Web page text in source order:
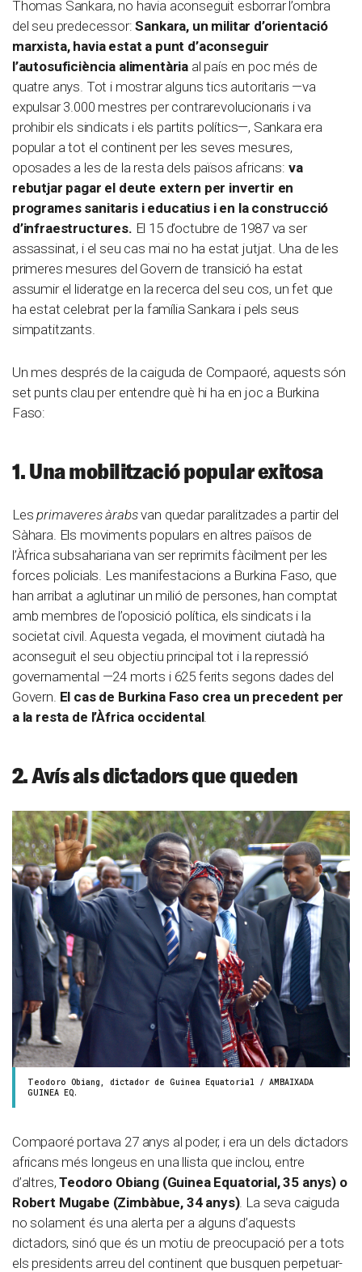
Thomas Sankara, no havia aconseguit esborrar l’ombra
del seu predecessor:Sankara, un militar d’orientació
marxista, havia estat a punt d’aconseguir
l’autosuficiència alimentària al país en poc més de
quatre anys. Tot i mostrar alguns tics autoritaris —va
expulsar 3.000 mestres per contrarevolucionaris i va
prohibir els sindicats i els partits polítics—, Sankara era
popular a tot el continent per les seves mesures,
oposades a les de la resta dels països africans: va
rebutjar pagar el deute extern per invertir en
programes sanitaris i educatius i en la construcció
d’infraestructures. El 15 d’octubre de 1987 va ser
assassinat, i el seu cas mai no ha estat jutjat. Una de les
primeres mesures del Govern de transició ha estat
assumir el lideratge en la recerca del seu cos, un fet que
ha estat celebrat per la família Sankara i pels seus
simpatitzants.
Un mes després de la caiguda de Compaoré, aquests són
set punts clau per entendre què hi ha en joc a Burkina
Faso:
1. Una mobilització popular exitosa
Lesprimaveres àrabsvan quedar paralitzades a partir del
Sàhara. Els moviments populars en altres països de
l’Àfrica subsahariana van ser reprimits fàcilment per les
forces policials. Les manifestacions a Burkina Faso, que
han arribat a aglutinar un milió de persones, han comptat
amb membres de l’oposició política, els sindicats i la
societat civil. Aquesta vegada, el moviment ciutadà ha
aconseguit el seu objectiu principal tot i la repressió
governamental —24 morts i 625 ferits segons dades del
Govern. El cas de Burkina Faso crea un precedent per
a la resta de l’Àfrica occidental.
2. Avís als dictadors que queden
Teodoro Obiang, dictador de Guinea Equatorial / AMBAIXADA
GUINEA EQ.
Compaoré portava 27 anys al poder, i era un dels dictadors
africans més longeus en una llista que inclou, entre
d’altres,Teodoro Obiang (Guinea Equatorial, 35 anys) o
Robert Mugabe (Zimbàbue, 34 anys). La seva caiguda
no solament és una alerta per a alguns d’aquests
dictadors, sinó que és un motiu de preocupació per a tots
els presidents arreu del continent que busquen perpetuar-